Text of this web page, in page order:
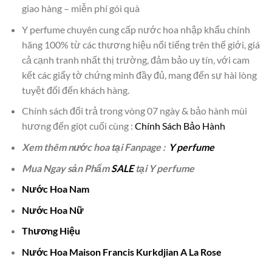
giao hàng – miễn phí gói quà
Y perfume chuyên cung cấp nước hoa nhập khẩu chính
hãng 100% từ các thương hiệu nổi tiếng trên thế giới, giá
cả cạnh tranh nhất thị trường, đảm bảo uy tín, với cam
kết các giấy tờ chứng minh đầy đủ, mang đến sự hài lòng
tuyệt đối đến khách hàng.
Chính sách đổi trả trong vòng 07 ngày & bảo hành mùi
hương đến giọt cuối cùng : Chính Sách Bảo Hành
Xem thêm nước hoa tại Fanpage : Y perfume
Mua Ngay sản PhẩmSALEtại Y perfume
Nước Hoa Nam
Nước Hoa Nữ
Thương Hiệu
Nước Hoa Maison Francis Kurkdjian A La Rose